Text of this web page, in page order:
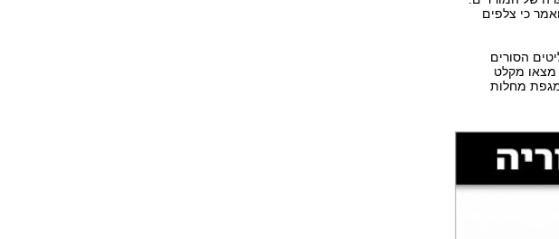
כי צלפים
הסורים
ל-170 אלף איש. הם מצאו מקלט
מגפת מחלות